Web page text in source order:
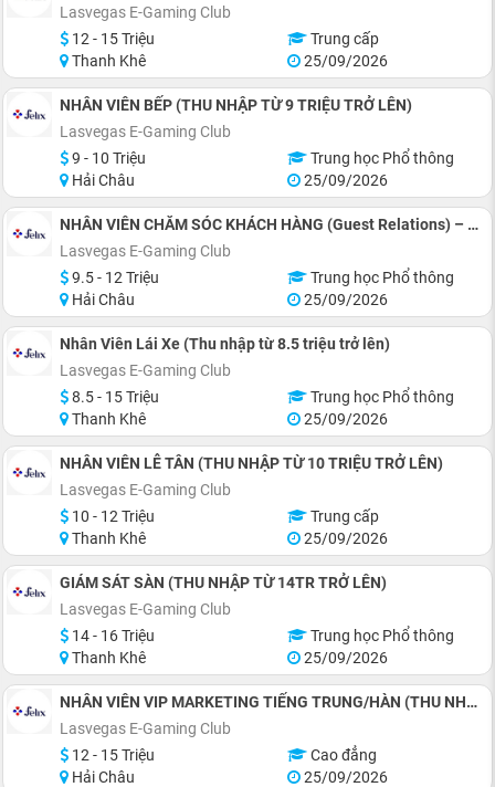
Lasvegas E-Gaming Club
12 - 15 Triệu
Trung cấp
Thanh Khê
25/09/2026
NHÂN VIÊN BẾP (THU NHẬP TỪ 9 TRIỆU TRỞ LÊN)
Lasvegas E-Gaming Club
9 - 10 Triệu
Trung học Phổ thông
Hải Châu
25/09/2026
NHÂN VIÊN CHĂM SÓC KHÁCH HÀNG (Guest Relations) – THU NHẬP TỪ 9,5 TRIỆU TRỞ LÊN
Lasvegas E-Gaming Club
9.5 - 12 Triệu
Trung học Phổ thông
Hải Châu
25/09/2026
Nhân Viên Lái Xe (Thu nhập từ 8.5 triệu trở lên)
Lasvegas E-Gaming Club
8.5 - 15 Triệu
Trung học Phổ thông
Thanh Khê
25/09/2026
NHÂN VIÊN LỄ TÂN (THU NHẬP TỪ 10 TRIỆU TRỞ LÊN)
Lasvegas E-Gaming Club
10 - 12 Triệu
Trung cấp
Thanh Khê
25/09/2026
GIÁM SÁT SÀN (THU NHẬP TỪ 14TR TRỞ LÊN)
Lasvegas E-Gaming Club
14 - 16 Triệu
Trung học Phổ thông
Thanh Khê
25/09/2026
NHÂN VIÊN VIP MARKETING TIẾNG TRUNG/HÀN (THU NHẬP 12 TRIỆU TRỞ LÊN)
Lasvegas E-Gaming Club
12 - 15 Triệu
Cao đẳng
Hải Châu
25/09/2026